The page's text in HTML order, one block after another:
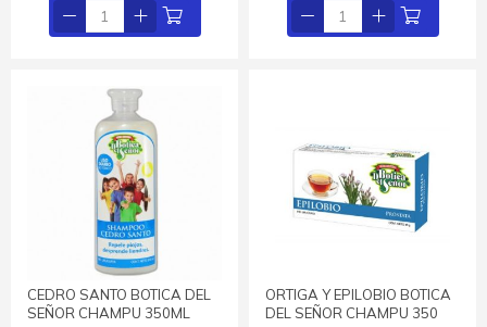
CEDRO SANTO BOTICA DEL
SEÑOR CHAMPU 350ML
ORTIGA Y EPILOBIO BOTICA
DEL SEÑOR CHAMPU 350